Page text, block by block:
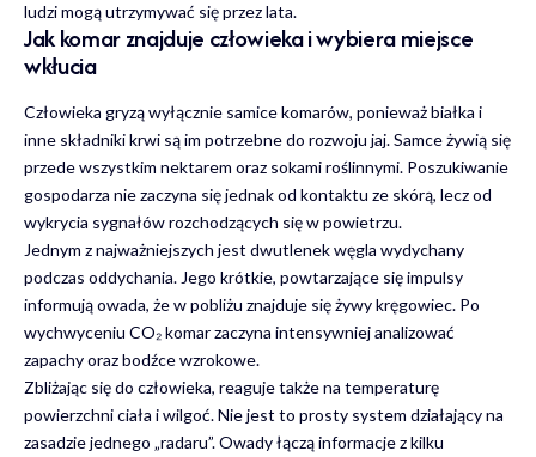
ludzi mogą utrzymywać się przez lata.
Jak komar znajduje człowieka i wybiera miejsce
wkłucia
Człowieka gryzą wyłącznie samice komarów, ponieważ białka i
inne składniki krwi są im potrzebne do rozwoju jaj. Samce żywią się
przede wszystkim nektarem oraz sokami roślinnymi. Poszukiwanie
gospodarza nie zaczyna się jednak od kontaktu ze skórą, lecz od
wykrycia sygnałów rozchodzących się w powietrzu.
Jednym z najważniejszych jest dwutlenek węgla wydychany
podczas oddychania. Jego krótkie, powtarzające się impulsy
informują owada, że w pobliżu znajduje się żywy kręgowiec. Po
wychwyceniu CO₂ komar zaczyna intensywniej analizować
zapachy oraz bodźce wzrokowe.
Zbliżając się do człowieka, reaguje także na temperaturę
powierzchni ciała i wilgoć. Nie jest to prosty system działający na
zasadzie jednego „radaru”. Owady łączą informacje z kilku